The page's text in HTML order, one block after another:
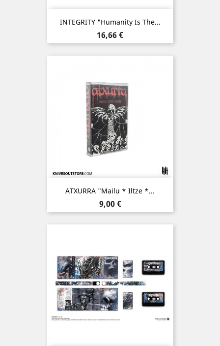
INTEGRITY "Humanity Is The...
Prix
16,66 €
ATXURRA "Mailu * Iltze *...
Prix
9,00 €